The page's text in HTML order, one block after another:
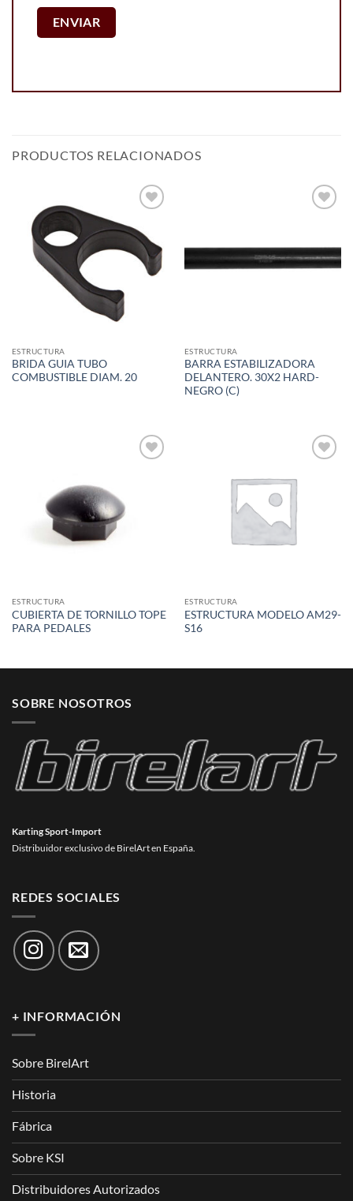
PRODUCTOS RELACIONADOS
wishlist
ESTRUCTURA
BRIDA GUIA TUBO
COMBUSTIBLE DIAM. 20
ESTRUCTURA
BARRA ESTABILIZADORA
DELANTERO. 30X2 HARD-
NEGRO (C)
ESTRUCTURA
CUBIERTA DE TORNILLO TOPE
PARA PEDALES
ESTRUCTURA
ESTRUCTURA MODELO AM29-
S16
SOBRE NOSOTROS
Karting Sport-Import
Distribuidor exclusivo de BirelArt en España.
REDES SOCIALES
+ INFORMACIÓN
Sobre BirelArt
Historia
Fábrica
Sobre KSI
Distribuidores Autorizados